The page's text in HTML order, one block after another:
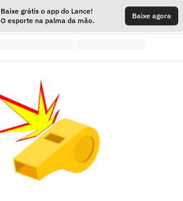
Baixe grátis o app do Lance!
O esporte na palma da mão.
Baixe agora